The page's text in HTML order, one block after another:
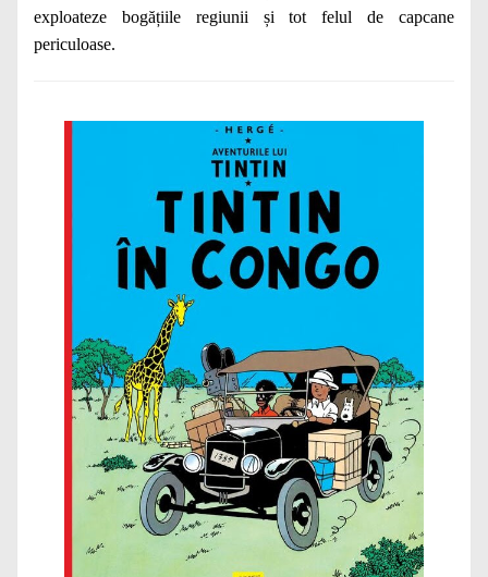
exploateze bogățiile regiunii și tot felul de capcane
periculoase.